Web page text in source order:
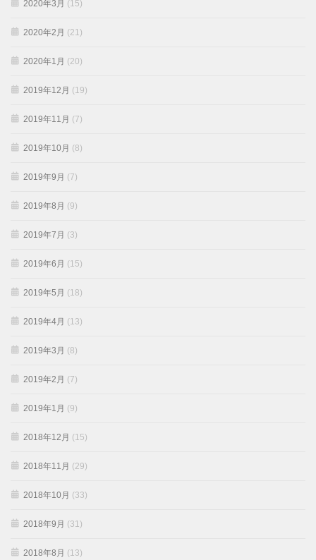
2020年3月 (15)
2020年2月 (21)
2020年1月 (20)
2019年12月 (19)
2019年11月 (7)
2019年10月 (8)
2019年9月 (7)
2019年8月 (9)
2019年7月 (3)
2019年6月 (15)
2019年5月 (18)
2019年4月 (13)
2019年3月 (8)
2019年2月 (7)
2019年1月 (9)
2018年12月 (15)
2018年11月 (29)
2018年10月 (33)
2018年9月 (31)
2018年8月 (13)